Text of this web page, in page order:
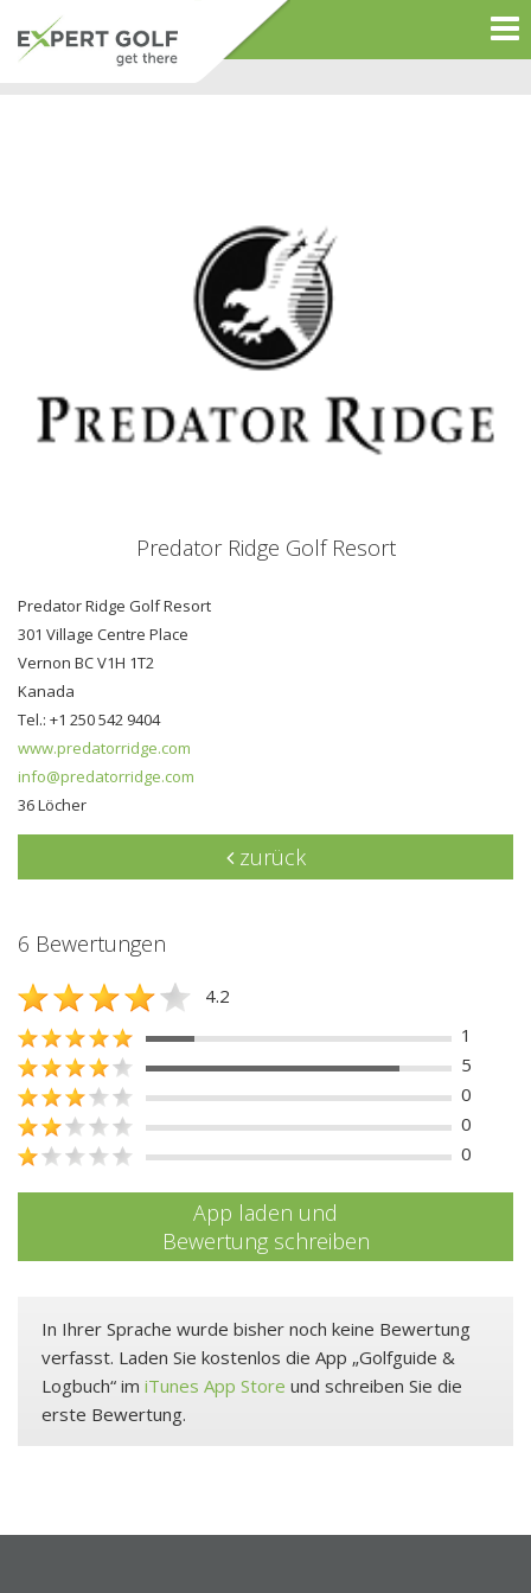
Predator Ridge Golf Resort
Predator Ridge Golf Resort
301 Village Centre Place
Vernon BC V1H 1T2
Kanada
Tel.: +1 250 542 9404
www.predatorridge.com
info@predatorridge.com
36 Löcher
zurück
6 Bewertungen
4.2
1
5
0
0
0
App laden und
Bewertung schreiben
In Ihrer Sprache wurde bisher noch keine Bewertung
verfasst. Laden Sie kostenlos die App „Golfguide &
Logbuch“ im iTunes App Store und schreiben Sie die
erste Bewertung.